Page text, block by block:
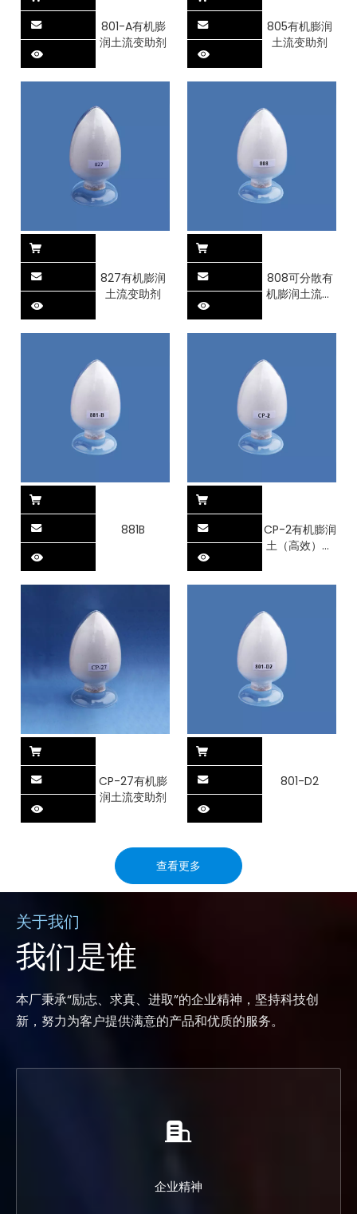
801-A有机膨
润土流变助剂
805有机膨润
土流变助剂
827有机膨润
土流变助剂
808可分散有
机膨润土流变
881B
CP-2有机膨润
土（高效）流
CP-27有机膨
润土流变助剂
801-D2
查看更多
关于我们
我们是谁
本厂秉承“励志、求真、进取”的企业精神，坚持科技创
新，努力为客户提供满意的产品和优质的服务。
企业精神